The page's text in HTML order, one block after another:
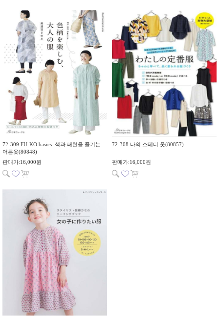
72-309 FU-KO basics. 색과 패턴을 즐기는
어른옷(80848)
판매가:16,000원
72-308 나의 스테디 옷(80857)
판매가:16,000원